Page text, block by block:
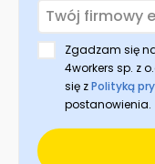
Zgadzam się
4workers sp. z
się zPolityką
postanowienia.